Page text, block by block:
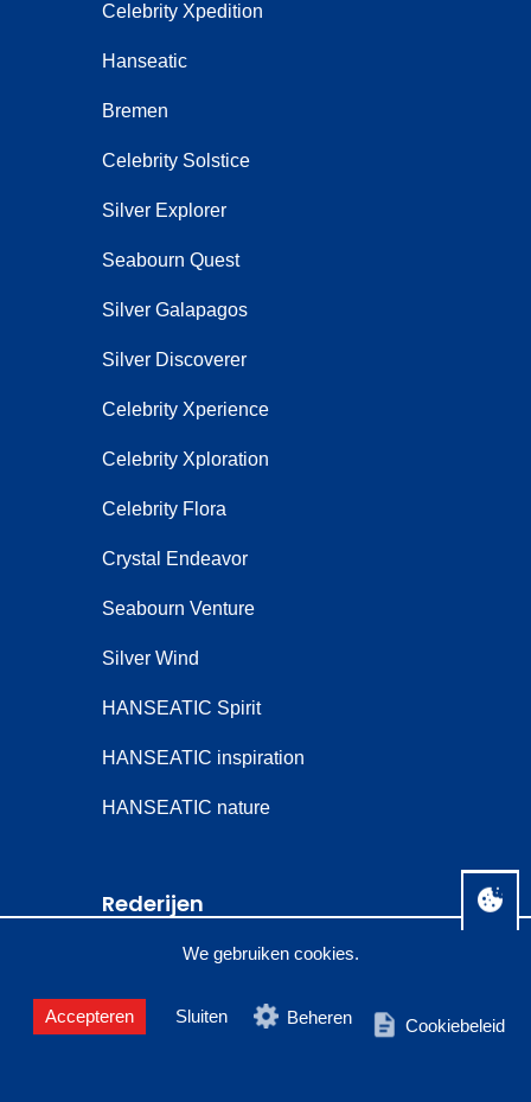
Celebrity Xpedition
Hanseatic
Bremen
Celebrity Solstice
Silver Explorer
Seabourn Quest
Silver Galapagos
Silver Discoverer
Celebrity Xperience
Celebrity Xploration
Celebrity Flora
Crystal Endeavor
Seabourn Venture
Silver Wind
HANSEATIC Spirit
HANSEATIC inspiration
HANSEATIC nature
Rederijen
Celebrity Cruises
Crystal Cruises
We gebruiken cookies.
Accepteren Sluiten Beheren Cookiebeleid